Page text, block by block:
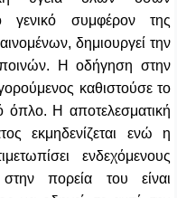
γενικό συμφέρον της
δημιουργεί την
Η οδήγηση στην
καθιστούσε το
όπλο. Η αποτελεσματική
εκμηδενίζεται ενώ η
ενδεχόμενους
πορεία του είναι